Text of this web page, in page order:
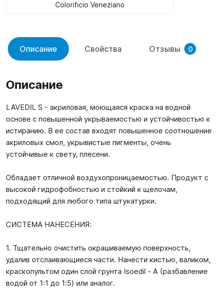
Colorificio Veneziano
Описание Свойства Отзывы 0
Описание
LAVEDIL S - акриловая, моющаяся краска на водной
основе с повышенной укрываемостью и устойчивостью к
истиранию. В ее состав входят повышенное соотношение
акриловых смол, укрывистые пигменты, очень
устойчивые к свету, плесени.
Обладает отличной воздухопроницаемостью. Продукт с
высокой гидрофобностью и стойкий к щелочам,
подходящий для любого типа штукатурки.
СИСТЕМА НАНЕСЕНИЯ:
1. Тщательно очистить окрашиваемую поверхность,
удалив отслаивающиеся части. Нанести кистью, валиком,
краскопультом один слой грунта Isoedil - A (разбавление
водой от 1:1 до 1:5) или аналог.